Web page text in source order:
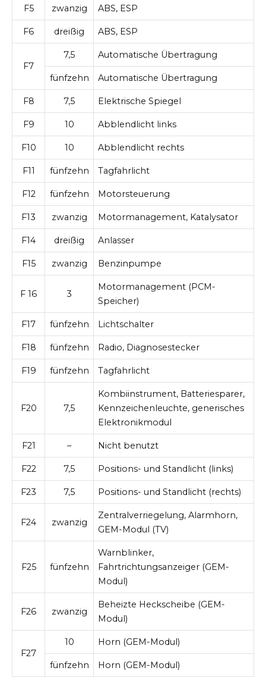
F5 zwanzig ABS, ESP
F6 dreißig ABS, ESP
F7
7,5 Automatische Übertragung
fünfzehn Automatische Übertragung
F8 7,5 Elektrische Spiegel
F9 10 Abblendlicht links
F10 10 Abblendlicht rechts
F11 fünfzehn Tagfahrlicht
F12 fünfzehn Motorsteuerung
F13 zwanzig Motormanagement, Katalysator
F14 dreißig Anlasser
F15 zwanzig Benzinpumpe
F 16 3
Motormanagement (PCM-
Speicher)
F17 fünfzehn Lichtschalter
F18 fünfzehn Radio, Diagnosestecker
F19 fünfzehn Tagfahrlicht
F20 7,5
Kombiinstrument, Batteriesparer,
Kennzeichenleuchte, generisches
Elektronikmodul
F21 – Nicht benutzt
F22 7,5 Positions- und Standlicht (links)
F23 7,5 Positions- und Standlicht (rechts)
F24 zwanzig
Zentralverriegelung, Alarmhorn,
GEM-Modul (TV)
F25 fünfzehn
Warnblinker,
Fahrtrichtungsanzeiger (GEM-
Modul)
F26 zwanzig
Beheizte Heckscheibe (GEM-
Modul)
F27
10 Horn (GEM-Modul)
fünfzehn Horn (GEM-Modul)